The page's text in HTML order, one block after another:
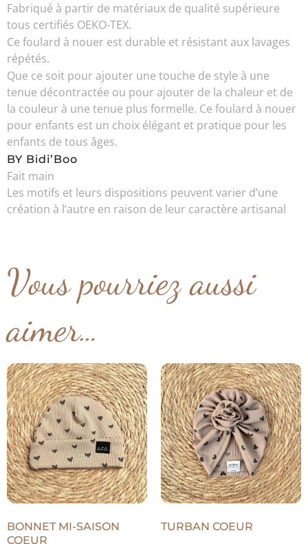
Fabriqué à partir de matériaux de qualité supérieure
tous certifiés OEKO-TEX.
Ce foulard à nouer est durable et résistant aux lavages
répétés.
Que ce soit pour ajouter une touche de style à une
tenue décontractée ou pour ajouter de la chaleur et de
la couleur à une tenue plus formelle. Ce foulard à nouer
pour enfants est un choix élégant et pratique pour les
enfants de tous âges.
BY Bidi’Boo
Fait main
Les motifs et leurs dispositions peuvent varier d’une
création à l’autre en raison de leur caractère artisanal
Vous pourriez aussi
aimer…
BONNET MI-SAISON
COEUR
TURBAN COEUR